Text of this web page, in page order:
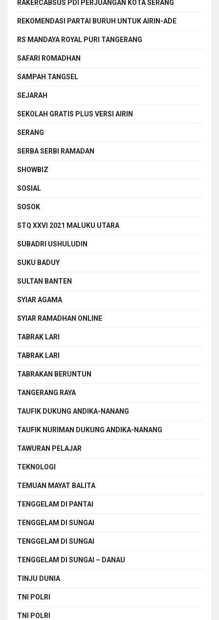
RAKERCABSUS PDI PERJUANGAN KOTA SERANG
REKOMENDASI PARTAI BURUH UNTUK AIRIN-ADE
RS MANDAYA ROYAL PURI TANGERANG
SAFARI ROMADHAN
SAMPAH TANGSEL
SEJARAH
SEKOLAH GRATIS PLUS VERSI AIRIN
SERANG
SERBA SERBI RAMADAN
SHOWBIZ
SOSIAL
SOSOK
STQ XXVI 2021 MALUKU UTARA
SUBADRI USHULUDIN
SUKU BADUY
SULTAN BANTEN
SYIAR AGAMA
SYIAR RAMADHAN ONLINE
TABRAK LARI
TABRAK LARI
TABRAKAN BERUNTUN
TANGERANG RAYA
TAUFIK DUKUNG ANDIKA-NANANG
TAUFIK NURIMAN DUKUNG ANDIKA-NANANG
TAWURAN PELAJAR
TEKNOLOGI
TEMUAN MAYAT BALITA
TENGGELAM DI PANTAI
TENGGELAM DI SUNGAI
TENGGELAM DI SUNGAI
TENGGELAM DI SUNGAI – DANAU
TINJU DUNIA
TNI POLRI
TNI POLRI